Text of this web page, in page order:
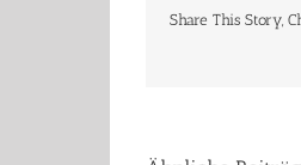
Share This Story,